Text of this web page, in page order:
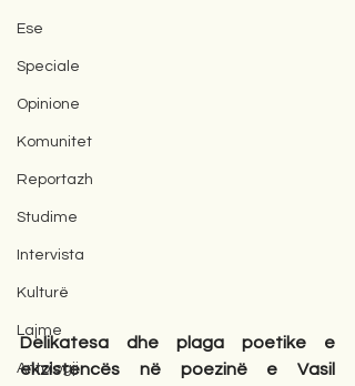
Ese
Speciale
Opinione
Komunitet
Reportazh
Studime
Intervista
Kulturë
Lajme
Antologji
Delikatesa dhe plaga poetike e
ekzistencës në poezinë e Vasil